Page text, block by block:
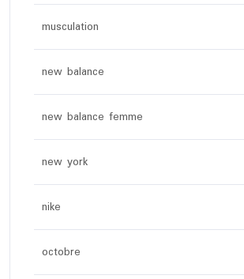
musculation
new balance
new balance femme
new york
nike
octobre